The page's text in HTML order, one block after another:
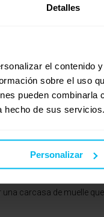
Detalles
el contenido
sobre el uso
pueden
hecho de sus servicios.
Personalizar
muelles por colchón de
son los dos
poco espacio y
de muelles ensacados,
puede ir
carcasa de muelle